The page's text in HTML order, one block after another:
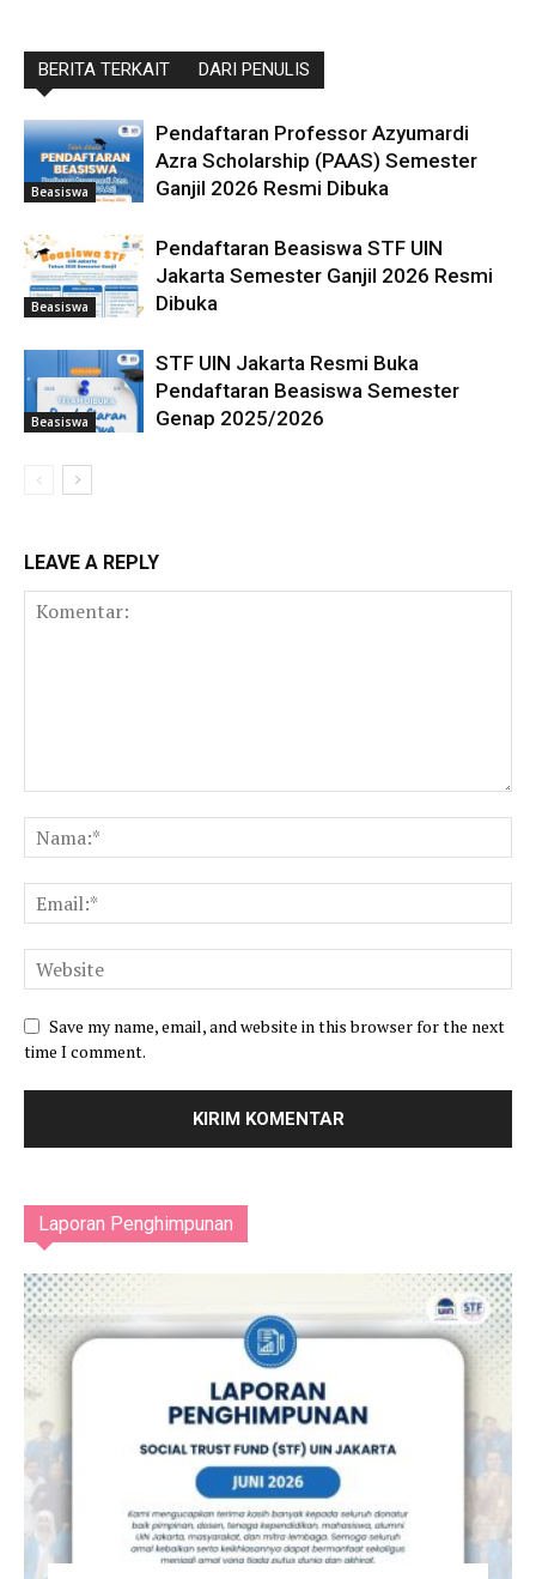
BERITA TERKAIT DARI PENULIS
Beasiswa
Pendaftaran Professor Azyumardi
Azra Scholarship (PAAS) Semester
Ganjil 2026 Resmi Dibuka
Beasiswa
Pendaftaran Beasiswa STF UIN
Jakarta Semester Ganjil 2026 Resmi
Dibuka
Beasiswa
STF UIN Jakarta Resmi Buka
Pendaftaran Beasiswa Semester
Genap 2025/2026
LEAVE A REPLY
Save my name, email, and website in this browser for the next
time I comment.
Laporan Penghimpunan